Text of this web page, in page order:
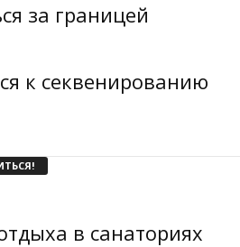
за границей
к секвенированию
в санаториях